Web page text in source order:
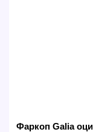
Фаркоп Galia